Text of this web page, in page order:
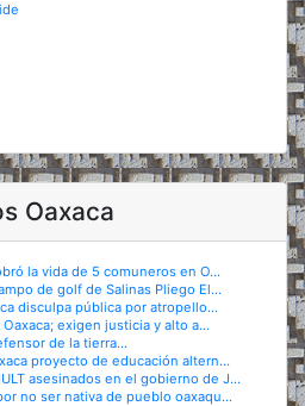
Oaxaca
la vida de 5 comuneros en O...
de golf de Salinas Pliego El...
disculpa pública por atropello...
exigen justicia y alto a...
de la tierra...
proyecto de educación altern...
asesinados en el gobierno de J...
no ser nativa de pueblo oaxaqu...